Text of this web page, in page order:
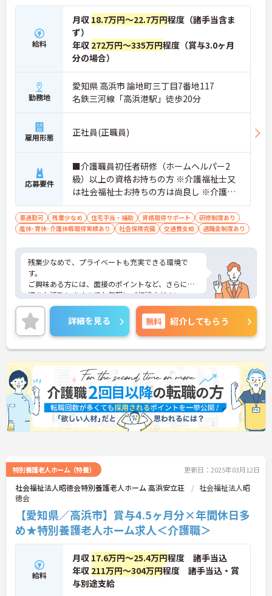
給料
月収 18.7万円～22.7万円程度（諸手当含ま
ず）
年収 272万円～335万円程度（賞与3.0ヶ月
分の場合）
勤務地
愛知県 高浜市 論地町三丁目7番地117
名鉄三河線「高浜港駅」徒歩20分
雇用形態 正社員(正職員)
応募要件
■介護職員初任者研修（ホームヘルパー2
級）以上の資格お持ちの方 ※介護福祉士又
は社会福祉士お持ちの方は尚良し ※介護職
の経験がある方は尚良し
車通勤可 残業少なめ 住宅手当・補助 資格取得サポート
研修制度あり
産休･育休･介護休暇取得実績あり
社会保険完備 交通費支給 退職金制度あり
残業少なめで、プライベートも充実できる環境で
す。
ご興味ある方には、面接のポイントなど、さらに詳
細をお話致しますのでお気軽にご相談ください。
詳細を見る 無料 紹介してもらう
特別養護老人ホーム（特養） 更新日：2025年03月12日
社会福祉法人昭徳会特別養護老人ホーム 高浜安立荘
社会福祉法人昭
徳会
【愛知県／高浜市】賞与4.5ヶ月分×年間休日多
め★特別養護老人ホーム求人＜介護職＞
給料
月収 17.6万円～25.4万円程度 諸手当込
年収 211万円～304万円程度 諸手当込・賞
与別途支給